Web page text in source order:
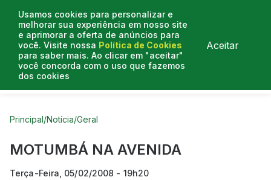
Usamos cookies para personalizar e
melhorar sua experiência em nosso site
e aprimorar a oferta de anúncios para
você. Visite nossa Política de Cookies
para saber mais. Ao clicar em "aceitar"
você concorda com o uso que fazemos
dos cookies
Aceitar
Curtas do Poder
Principal/Notícia/Geral
MOTUMBÁ NA AVENIDA
Terça-Feira, 05/02/2008 - 19h20